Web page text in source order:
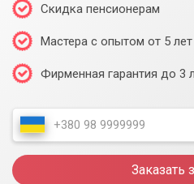
Скидка пенсионерам
Мастера с опытом от 5 лет
Фирменная гарантия до 3
Заказать